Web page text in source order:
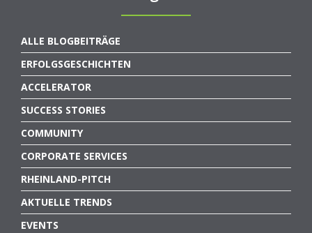
ALLE BLOGBEITRÄGE
ERFOLGSGESCHICHTEN
ACCELERATOR
SUCCESS STORIES
COMMUNITY
CORPORATE SERVICES
RHEINLAND-PITCH
AKTUELLE TRENDS
EVENTS